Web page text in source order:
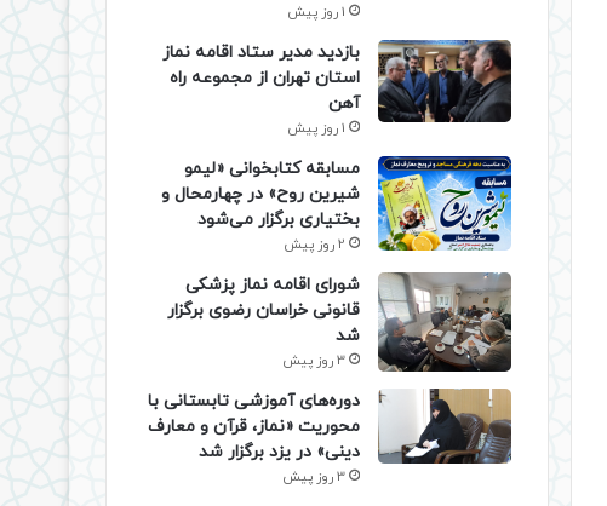
1 روز پیش
بازدید مدیر ستاد اقامه نماز
استان تهران از مجموعه راه
آهن
1 روز پیش
مسابقه کتابخوانی «لیمو
شیرین روح» در چهارمحال و
بختیاری برگزار می‌شود
2 روز پیش
شورای اقامه نماز پزشکی
قانونی خراسان رضوی برگزار
شد
3 روز پیش
دوره‌های آموزشی تابستانی با
محوریت «نماز، قرآن و معارف
دینی» در یزد برگزار شد
3 روز پیش